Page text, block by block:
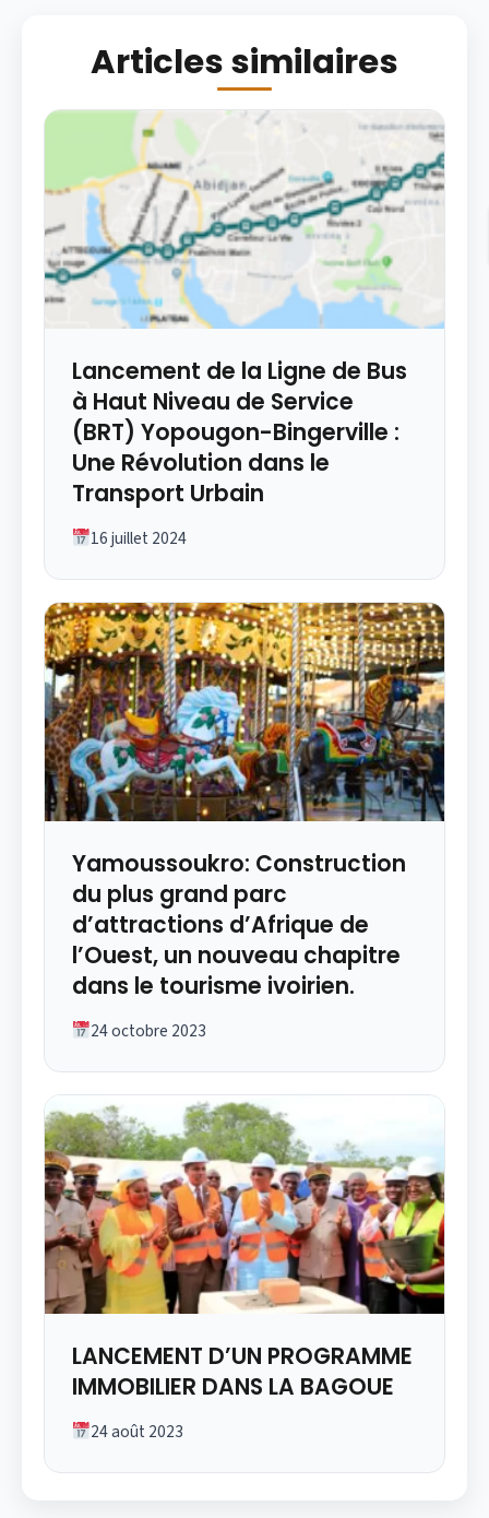
Articles similaires
Lancement de la Ligne de Bus
à Haut Niveau de Service
(BRT) Yopougon-Bingerville :
Une Révolution dans le
Transport Urbain
16 juillet 2024
Yamoussoukro: Construction
du plus grand parc
d’attractions d’Afrique de
l’Ouest, un nouveau chapitre
dans le tourisme ivoirien.
24 octobre 2023
LANCEMENT D’UN PROGRAMME
IMMOBILIER DANS LA BAGOUE
24 août 2023